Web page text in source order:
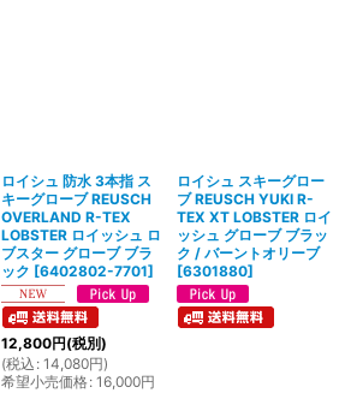
ロイシュ 防水 3本指 ス
キーグローブ REUSCH
OVERLAND R-TEX
LOBSTER ロイッシュ ロ
ブスター グローブ ブラ
ック [6402802-7701]
12,800円(税別)
(税込 : 14,080円)
希望小売価格: 16,000円
ロイシュ スキーグロー
ブ REUSCH YUKI R-
TEX XT LOBSTER ロイ
ッシュ グローブ ブラッ
ク / バーントオリーブ
[6301880]